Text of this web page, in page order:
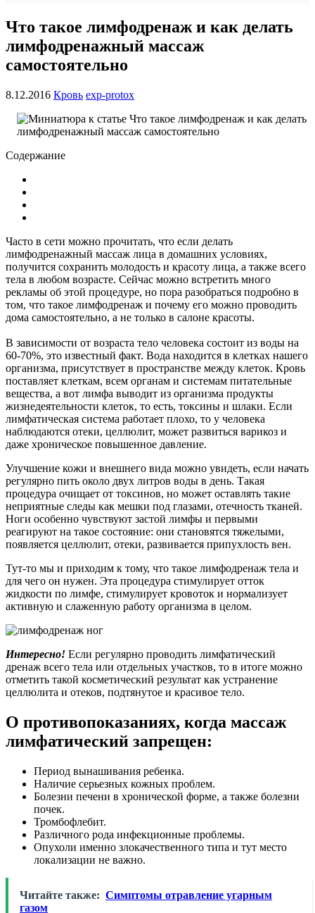
Что такое лимфодренаж и как делать
лимфодренажный массаж
самостоятельно
8.12.2016 Кровь exp-protox
Содержание
Часто в сети можно прочитать, что если делать
лимфодренажный массаж лица в домашних условиях,
получится сохранить молодость и красоту лица, а также всего
тела в любом возрасте. Сейчас можно встретить много
рекламы об этой процедуре, но пора разобраться подробно в
том, что такое лимфодренаж и почему его можно проводить
дома самостоятельно, а не только в салоне красоты.
В зависимости от возраста тело человека состоит из воды на
60-70%, это известный факт. Вода находится в клетках нашего
организма, присутствует в пространстве между клеток. Кровь
поставляет клеткам, всем органам и системам питательные
вещества, а вот лимфа выводит из организма продукты
жизнедеятельности клеток, то есть, токсины и шлаки. Если
лимфатическая система работает плохо, то у человека
наблюдаются отеки, целлюлит, может развиться варикоз и
даже хроническое повышенное давление.
Улучшение кожи и внешнего вида можно увидеть, если начать
регулярно пить около двух литров воды в день. Такая
процедура очищает от токсинов, но может оставлять такие
неприятные следы как мешки под глазами, отечность тканей.
Ноги особенно чувствуют застой лимфы и первыми
реагируют на такое состояние: они становятся тяжелыми,
появляется целлюлит, отеки, развивается припухлость вен.
Тут-то мы и приходим к тому, что такое лимфодренаж тела и
для чего он нужен. Эта процедура стимулирует отток
жидкости по лимфе, стимулирует кровоток и нормализует
активную и слаженную работу организма в целом.
Интересно! Если регулярно проводить лимфатический
дренаж всего тела или отдельных участков, то в итоге можно
отметить такой косметический результат как устранение
целлюлита и отеков, подтянутое и красивое тело.
О противопоказаниях, когда массаж
лимфатический запрещен:
Период вынашивания ребенка.
Наличие серьезных кожных проблем.
Болезни печени в хронической форме, а также болезни
почек.
Тромбофлебит.
Различного рода инфекционные проблемы.
Опухоли именно злокачественного типа и тут место
локализации не важно.
Читайте также: Симптомы отравление угарным
газом